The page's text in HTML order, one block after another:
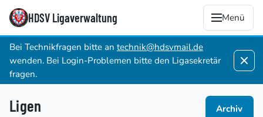
HDSV Ligaverwaltung Menü
Bei Technikfragen bitte an technik@hdsvmail.de
wenden. Bei Login-Problemen bitte den Ligasekretär
fragen.
Ligen Archiv